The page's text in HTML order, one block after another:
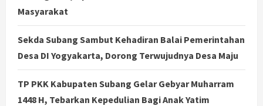
Masyarakat
Sekda Subang Sambut Kehadiran Balai Pemerintahan
Desa DI Yogyakarta, Dorong Terwujudnya Desa Maju
TP PKK Kabupaten Subang Gelar Gebyar Muharram
1448 H, Tebarkan Kepedulian Bagi Anak Yatim